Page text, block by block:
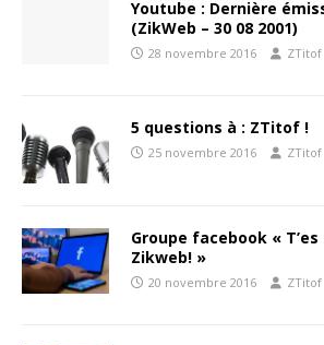
Youtube : Dernière
(ZikWeb – 30 08 2001)
28 novembre 2016 ZTitof
5 questions à : ZTitof !
25 novembre 2016 ZTitof
Groupe facebook « T’es
Zikweb! »
20 novembre 2016 ZTitof